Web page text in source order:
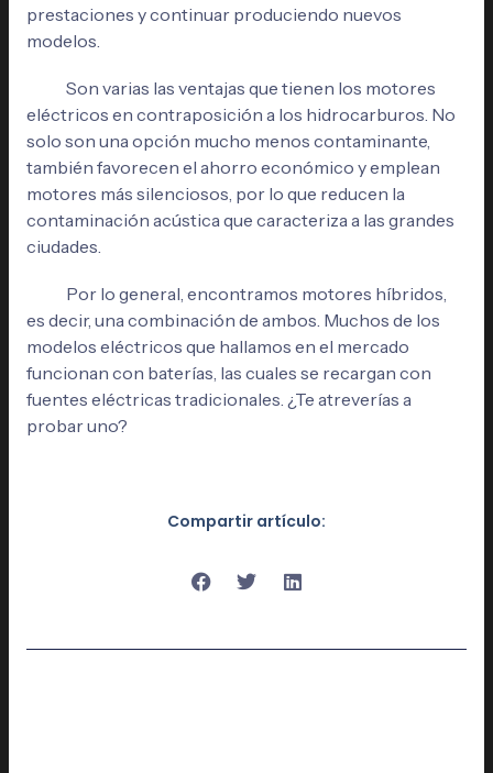
prestaciones y continuar produciendo nuevos
modelos.
Son varias las ventajas que tienen los motores
eléctricos en contraposición a los hidrocarburos. No
solo son una opción mucho menos contaminante,
también favorecen el ahorro económico y emplean
motores más silenciosos, por lo que reducen la
contaminación acústica que caracteriza a las grandes
ciudades.
Por lo general, encontramos motores híbridos,
es decir, una combinación de ambos. Muchos de los
modelos eléctricos que hallamos en el mercado
funcionan con baterías, las cuales se recargan con
fuentes eléctricas tradicionales. ¿Te atreverías a
probar uno?
Compartir artículo: